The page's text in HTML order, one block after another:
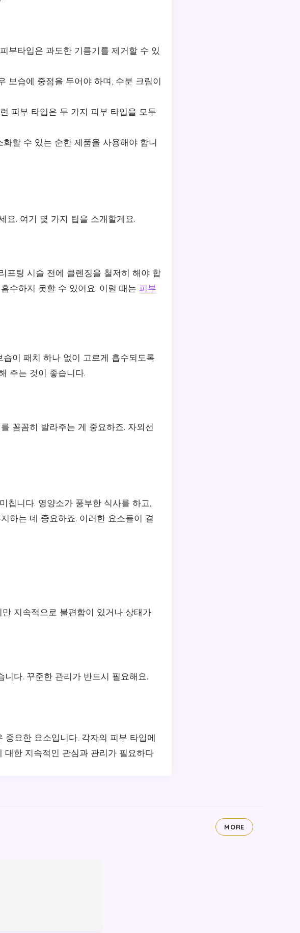
부타입은 과도한 기름기를 제거할 수 있
보습에 중점을 두어야 하며, 수분 크림이
피부 타입은 두 가지 피부 타입을 모두
할 수 있는 순한 제품을 사용해야 합니
요. 여기 몇 가지 팁을 소개할게요.
프팅 시술 전에 클렌징을 철저히 해야 합
수하지 못할 수 있어요. 이럴 때는 피부
이 패치 하나 없이 고르게 흡수되도록
주는 것이 좋습니다.
꼼꼼히 발라주는 게 중요하죠. 자외선
칩니다. 영양소가 풍부한 식사를 하고,
하는 데 중요하죠. 이러한 요소들이 결
지속적으로 불편함이 있거나 상태가
다. 꾸준한 관리가 반드시 필요해요.
요한 요소입니다. 각자의 피부 타입에
대한 지속적인 관심과 관리가 필요하다
MORE